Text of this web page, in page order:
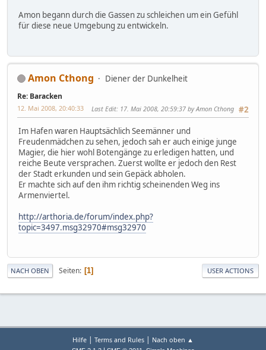
Amon begann durch die Gassen zu schleichen um ein Gefühl
für diese neue Umgebung zu entwickeln.
Amon Cthong Diener der Dunkelheit
Re: Baracken
#2
12. Mai 2008, 20:40:33 Last Edit: 17. Mai 2008, 20:59:37 by Amon Cthong
Im Hafen waren Hauptsächlich Seemänner und
Freudenmädchen zu sehen, jedoch sah er auch einige junge
Magier, die hier wohl Botengänge zu erledigen hatten, und
reiche Beute versprachen. Zuerst wollte er jedoch den Rest
der Stadt erkunden und sein Gepäck abholen.
Er machte sich auf den ihm richtig scheinenden Weg ins
Armenviertel.
http://arthoria.de/forum/index.php?
topic=3497.msg32970#msg32970
NACH OBEN Seiten 1 USER ACTIONS
Hilfe | Terms and Rules | Nach oben ▲